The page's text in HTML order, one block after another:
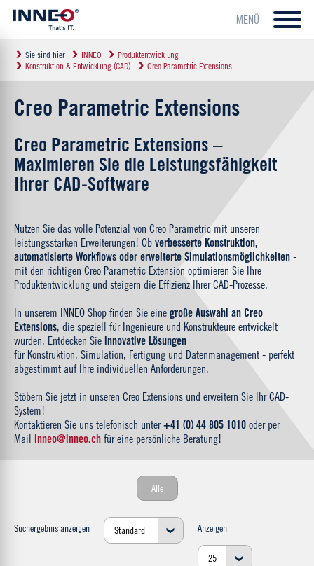
MENÜ
Sie sind hier INNEO
Produktentwicklung
Konstruktion & Entwicklung (CAD)
Creo Parametric Extensions
Creo Parametric Extensions
Creo Parametric Extensions –
Maximieren Sie die Leistungsfähigkeit
Ihrer CAD-Software
Nutzen Sie das volle Potenzial von Creo Parametric mit unseren
leistungsstarken Erweiterungen! Ob verbesserte Konstruktion,
automatisierte Workflows oder erweiterte Simulationsmöglichkeiten -
mit den richtigen Creo Parametric Extension optimieren Sie Ihre
Produktentwicklung und steigern die Effizienz Ihrer CAD-Prozesse.
In unserem INNEO Shop finden Sie eine große Auswahl an Creo
Extensions, die speziell für Ingenieure und Konstrukteure entwickelt
wurden. Entdecken Sie innovative Lösungen
für Konstruktion, Simulation, Fertigung und Datenmanagement - perfekt
abgestimmt auf Ihre individuellen Anforderungen.
Stöbern Sie jetzt in unseren Creo Extensions und erweitern Sie Ihr CAD-
System!
Kontaktieren Sie uns telefonisch unter+41 (0) 44 805 1010 oder per
Mail inneo@inneo.ch für eine persönliche Beratung!
Alle
Suchergebnis anzeigen Anzeigen